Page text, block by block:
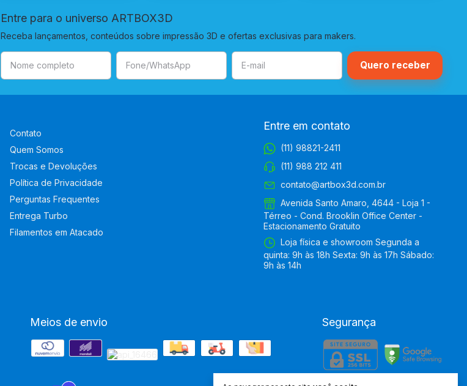
Entre para o universo ARTBOX3D
Receba lançamentos, conteúdos sobre impressão 3D e ofertas exclusivas para makers.
Contato
Quem Somos
Trocas e Devoluções
Política de Privacidade
Perguntas Frequentes
Entrega Turbo
Filamentos em Atacado
Entre em contato
(11) 98821-2411
(11) 988 212 411
contato@artbox3d.com.br
Avenida Santo Amaro, 4644 - Loja 1 -
Térreo - Cond. Brooklin Office Center -
Estacionamento Gratuito
Loja física e showroom Segunda a
quinta: 9h às 18h Sexta: 9h às 17h Sábado:
9h às 14h
Meios de envio Segurança